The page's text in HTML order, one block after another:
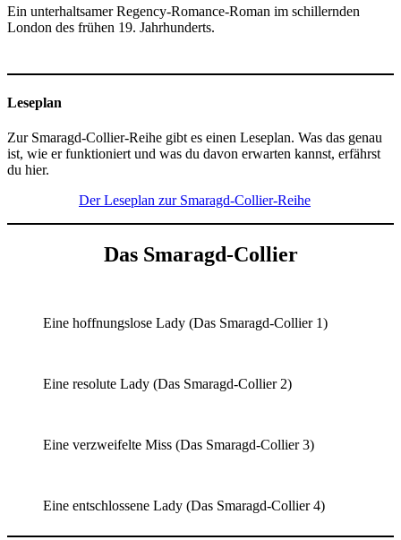
Ein unterhaltsamer Regency-Romance-Roman im schillernden
London des frühen 19. Jahrhunderts.
Leseplan
Zur Smaragd-Collier-Reihe gibt es einen Leseplan. Was das genau
ist, wie er funktioniert und was du davon erwarten kannst, erfährst
du hier.
Der Leseplan zur Smaragd-Collier-Reihe
Das Smaragd-Collier
Eine hoffnungslose Lady (Das Smaragd-Collier 1)
Eine resolute Lady (Das Smaragd-Collier 2)
Eine verzweifelte Miss (Das Smaragd-Collier 3)
Eine entschlossene Lady (Das Smaragd-Collier 4)